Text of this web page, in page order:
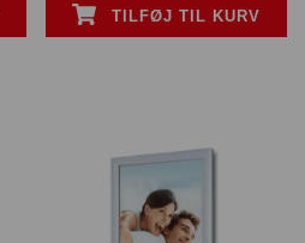
TILFØJ TIL KURV